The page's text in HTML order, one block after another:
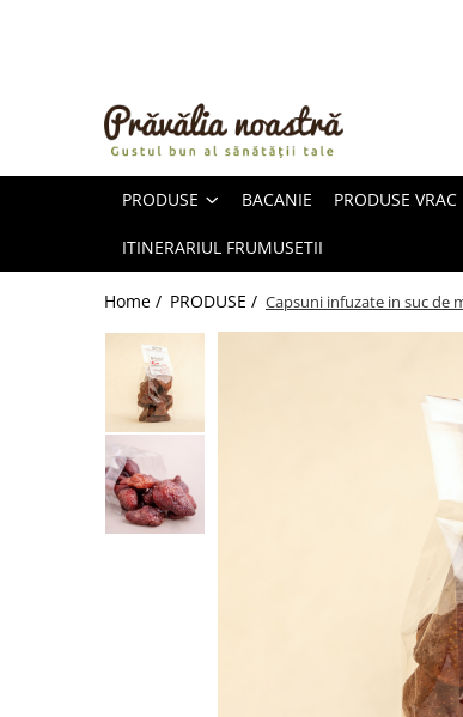
ULEIURI ȘI UNTURI
FRUCTE DESHIDRATATE
ÎNDULCITORI NATURALI / MIERE
FRUCTE LA CONSERVĂ
OȚETURI ȘI SOSURI
FĂINĂ FĂRĂ GLUTEN
BĂUTURI / LAPTE VEGETAL
OREZ ȘI CEREALE
PRODUSE BACANIE PRODUSE VRAC
ITINERARIUL FRUMUSETII
Home / PRODUSE / Capsuni infuzate in suc de